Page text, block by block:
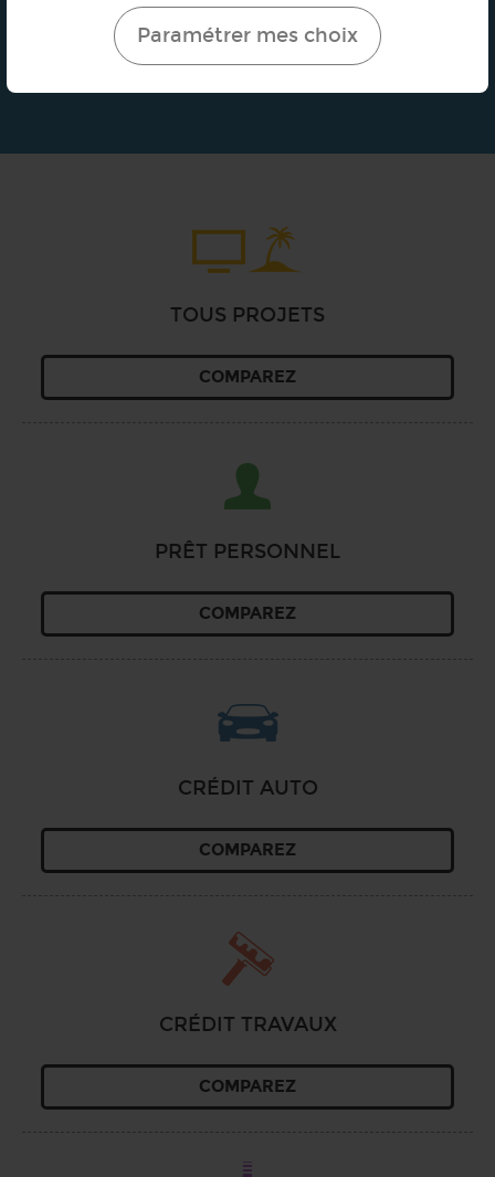
Paramétrer mes choix
Economisez !
en seulement 4 minutes !
TOUS PROJETS
COMPAREZ
PRÊT PERSONNEL
COMPAREZ
CRÉDIT AUTO
COMPAREZ
CRÉDIT TRAVAUX
COMPAREZ